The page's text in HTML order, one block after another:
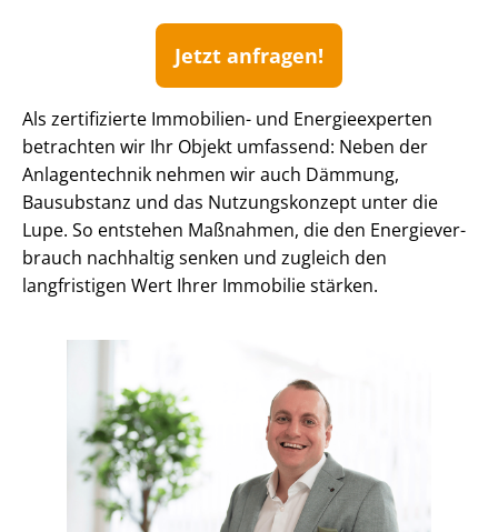
Jetzt anfragen!
Als zertifizierte Immobilien- und Energieexperten
betrachten wir Ihr Objekt umfassend: Neben der
Anlagentechnik nehmen wir auch Dämmung,
Bausubstanz und das Nutzungskonzept unter die
Lupe. So entstehen Maßnahmen, die den En­er­gie­ver­
brauch nachhaltig senken und zugleich den
langfristigen Wert Ihrer Immobilie stärken.